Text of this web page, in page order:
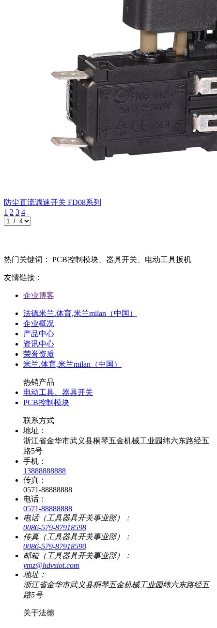
防尘直流调速开关 FD08系列
1 2 3 4
热门关键词： PCB控制模块、器具开关、电动工具扳机
友情链接：
企业博客
法德米兰.体育,米兰milan（中国）
企业概况
产品中心
资讯中心
荣誉资质
米兰.体育,米兰milan（中国）
热销产品
电动工具、器具开关
PCB控制模块
联系方式
地址：
浙江省金华市武义县桐琴五金机械工业园纬六东路经五
路5号
手机：
13888888888
传真：
0571-88888888
电话：
0571-88888888
电话（工具器具开关事业部）：
0086-579-87918598
传真（工具器具开关事业部）：
0086-579-87918590
邮箱（工具器具开关事业部）：
ymz@hdvsiot.com
地址：
浙江省金华市武义县桐琴五金机械工业园纬六东路经五
路5号
关于法德